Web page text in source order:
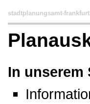
stadtplanungsamt-
In unserem